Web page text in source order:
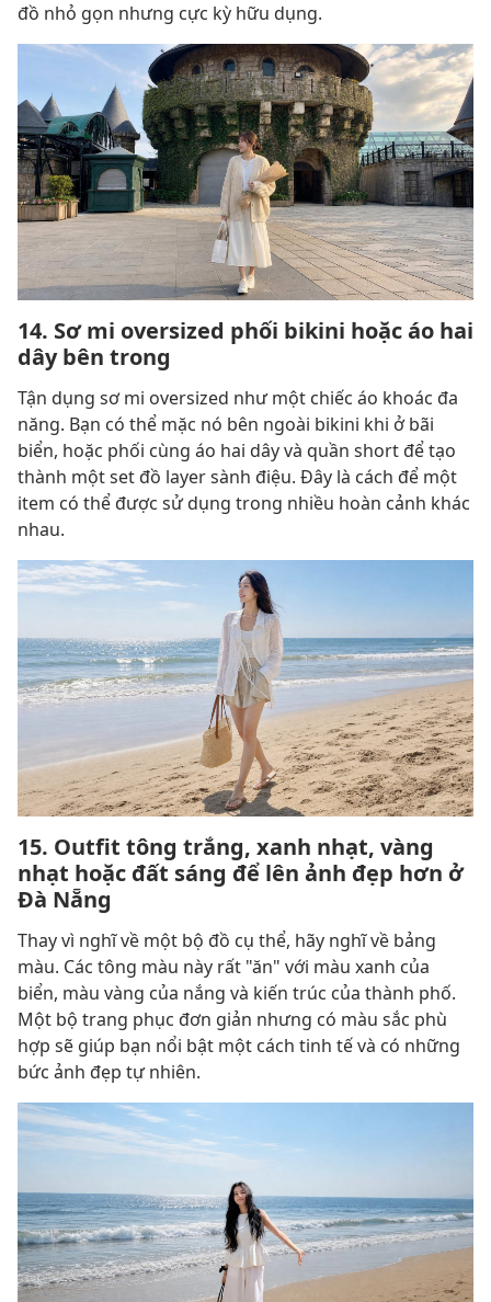
đồ nhỏ gọn nhưng cực kỳ hữu dụng.
14. Sơ mi oversized phối bikini hoặc áo hai
dây bên trong
Tận dụng sơ mi oversized như một chiếc áo khoác đa
năng. Bạn có thể mặc nó bên ngoài bikini khi ở bãi
biển, hoặc phối cùng áo hai dây và quần short để tạo
thành một set đồ layer sành điệu. Đây là cách để một
item có thể được sử dụng trong nhiều hoàn cảnh khác
nhau.
15. Outfit tông trắng, xanh nhạt, vàng
nhạt hoặc đất sáng để lên ảnh đẹp hơn ở
Đà Nẵng
Thay vì nghĩ về một bộ đồ cụ thể, hãy nghĩ về bảng
màu. Các tông màu này rất "ăn" với màu xanh của
biển, màu vàng của nắng và kiến trúc của thành phố.
Một bộ trang phục đơn giản nhưng có màu sắc phù
hợp sẽ giúp bạn nổi bật một cách tinh tế và có những
bức ảnh đẹp tự nhiên.